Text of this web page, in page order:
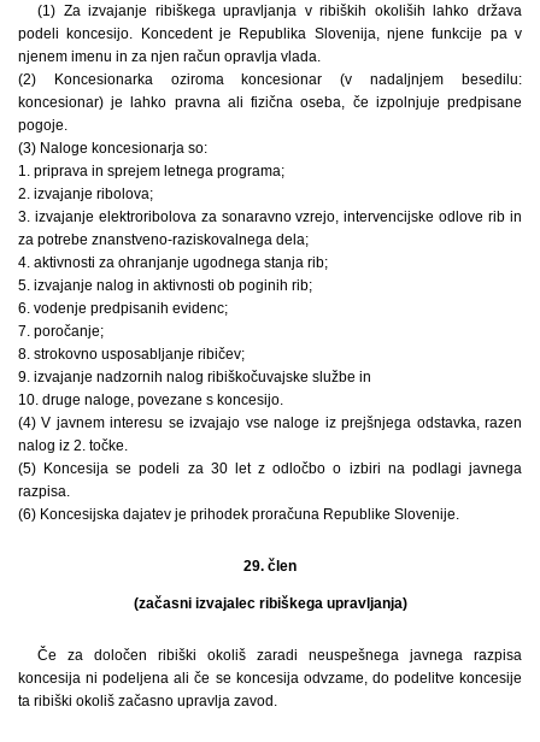
(1) Za izvajanje ribiškega upravljanja v ribiških okoliših lahko država
podeli koncesijo. Koncedent je Republika Slovenija, njene funkcije pa v
njenem imenu in za njen račun opravlja vlada.
(2) Koncesionarka oziroma koncesionar (v nadaljnjem besedilu:
koncesionar) je lahko pravna ali fizična oseba, če izpolnjuje predpisane
pogoje.
(3) Naloge koncesionarja so:
1. priprava in sprejem letnega programa;
2. izvajanje ribolova;
3. izvajanje elektroribolova za sonaravno vzrejo, intervencijske odlove rib in
za potrebe znanstveno-raziskovalnega dela;
4. aktivnosti za ohranjanje ugodnega stanja rib;
5. izvajanje nalog in aktivnosti ob poginih rib;
6. vodenje predpisanih evidenc;
7. poročanje;
8. strokovno usposabljanje ribičev;
9. izvajanje nadzornih nalog ribiškočuvajske službe in
10. druge naloge, povezane s koncesijo.
(4) V javnem interesu se izvajajo vse naloge iz prejšnjega odstavka, razen
nalog iz 2. točke.
(5) Koncesija se podeli za 30 let z odločbo o izbiri na podlagi javnega
razpisa.
(6) Koncesijska dajatev je prihodek proračuna Republike Slovenije.
29. člen
(začasni izvajalec ribiškega upravljanja)
Če za določen ribiški okoliš zaradi neuspešnega javnega razpisa
koncesija ni podeljena ali če se koncesija odvzame, do podelitve koncesije
ta ribiški okoliš začasno upravlja zavod.